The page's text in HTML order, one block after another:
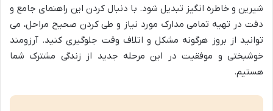
شیرین و خاطره انگیز تبدیل شود. با دنبال کردن این راهنمای جامع و
دقت در تهیه تمامی مدارک مورد نیاز و طی کردن صحیح مراحل، می
توانید از بروز هرگونه مشکل و اتلاف وقت جلوگیری کنید. آرزومند
خوشبختی و موفقیت در این مرحله جدید از زندگی مشترک شما
هستیم.